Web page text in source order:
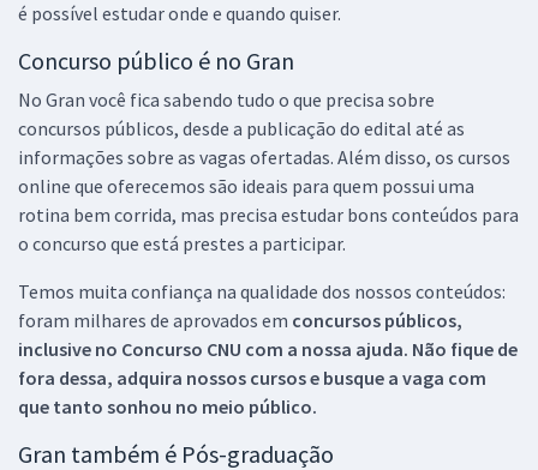
é possível estudar onde e quando quiser.
Concurso público é no Gran
No Gran você fica sabendo tudo o que precisa sobre
concursos públicos, desde a publicação do edital até as
informações sobre as vagas ofertadas. Além disso, os cursos
online que oferecemos são ideais para quem possui uma
rotina bem corrida, mas precisa estudar bons conteúdos para
o concurso que está prestes a participar.
Temos muita confiança na qualidade dos nossos conteúdos:
foram milhares de aprovados em concursos públicos,
inclusive no Concurso CNU com a nossa ajuda. Não fique de
fora dessa, adquira nossos cursos e busque a vaga com
que tanto sonhou no meio público.
Gran também é Pós-graduação